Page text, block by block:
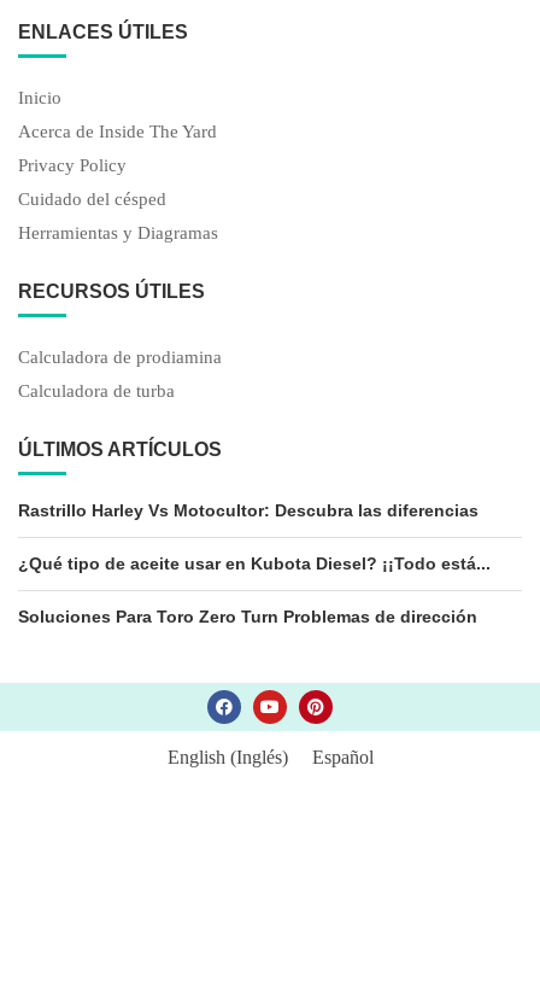
ENLACES ÚTILES
Inicio
Acerca de Inside The Yard
Privacy Policy
Cuidado del césped
Herramientas y Diagramas
RECURSOS ÚTILES
Calculadora de prodiamina
Calculadora de turba
ÚLTIMOS ARTÍCULOS
Rastrillo Harley Vs Motocultor: Descubra las diferencias
¿Qué tipo de aceite usar en Kubota Diesel? ¡¡Todo está...
Soluciones Para Toro Zero Turn Problemas de dirección
English (Inglés) Español